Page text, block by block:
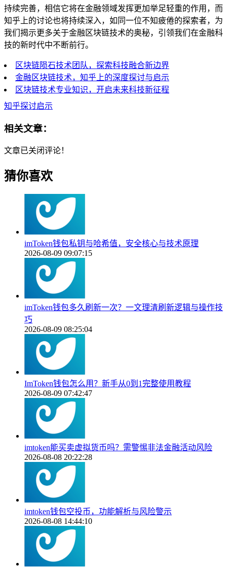
持续完善，相信它将在金融领域发挥更加举足轻重的作用，而
知乎上的讨论也将持续深入，如同一位不知疲倦的探索者，为
我们揭示更多关于金融区块链技术的奥秘，引领我们在金融科
技的新时代中不断前行。
区块链陨石技术团队，探索科技融合新边界
金融区块链技术，知乎上的深度探讨与启示
区块链技术专业知识，开启未来科技新征程
知乎探讨启示
相关文章：
文章已关闭评论！
猜你喜欢
imToken钱包私钥与哈希值，安全核心与技术原理
2026-08-09 09:07:15
imToken钱包多久刷新一次？一文理清刷新逻辑与操作技
巧
2026-08-09 08:25:04
ImToken钱包怎么用？新手从0到1完整使用教程
2026-08-09 07:42:47
imtoken能买卖虚拟货币吗？需警惕非法金融活动风险
2026-08-08 20:22:28
imtoken钱包空投币，功能解析与风险警示
2026-08-08 14:44:10